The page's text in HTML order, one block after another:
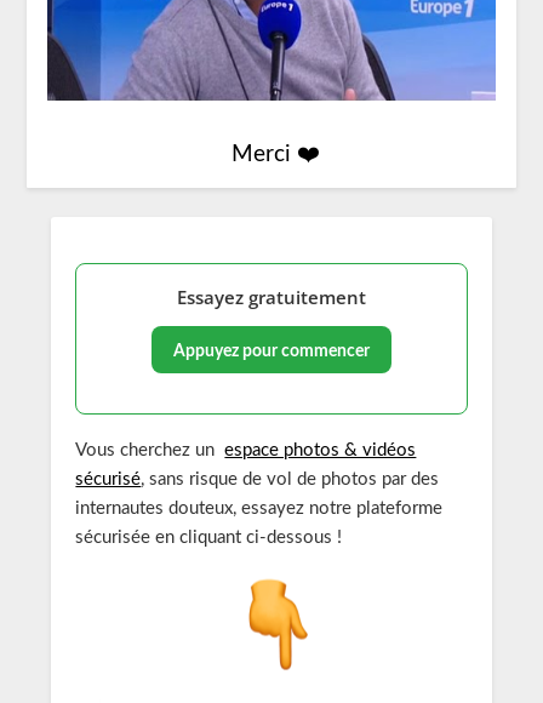
Merci ❤️
Essayez gratuitement
Appuyez pour commencer
Vous cherchez unespace photos & vidéos
sécurisé, sans risque de vol de photos par des
internautes douteux, essayez notre plateforme
sécurisée en cliquant ci-dessous !